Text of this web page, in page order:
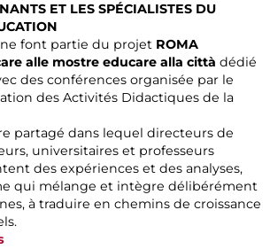
ET LES SPÉCIALISTES DU
font partie du projet ROMA
alle mostre educare alla città dédié
des conférences organisée par le
des Activités Didactiques de la
partagé dans lequel directeurs de
universitaires et professeurs
des expériences et des analyses,
qui mélange et intègre délibérément
à traduire en chemins de croissance